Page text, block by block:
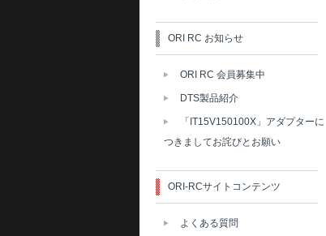
ORI RC お知らせ
ORI RC 会員募集中
DTS製品紹介
「IT15V150100X」アダプターに
つきましてお詫びとお願い
ORI-RCサイトコンテンツ
よくある質問